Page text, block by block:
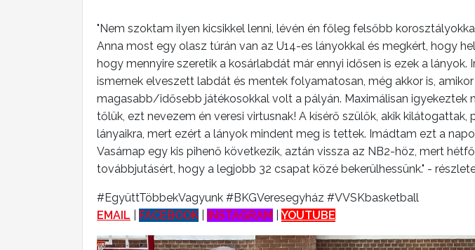
"Nem szoktam ilyen kicsikkel lenni, lévén én főleg felsőbb
Anna most egy olasz túrán van az U14-es lányokkal és megkért, hogy
hogy mennyire szeretik a kosárlabdát már ennyi idősen is ezek a lányok.
ismernek elveszett labdát és mentek folyamatosan, még akkor is,
magasabb/idősebb játékosokkal volt a pályán. Maximálisan igyekeztek
tőlük, ezt nevezem én veresi virtusnak! A kísérő szülők, akik kilátogattak,
lányaikra, mert ezért a lányok mindent meg is tettek. Imádtam ezt a
Vasárnap egy kis pihenő következik, aztán vissza az NB2-höz, mert
továbbjutásért, hogy a legjobb 32 csapat közé bekerülhessünk." -
#EgyüttTöbbekVagyunk #BKGVeresegyház #VVSKbasketball
EMAIL
FACEBOOK INSTAGRAM YOUTUBE